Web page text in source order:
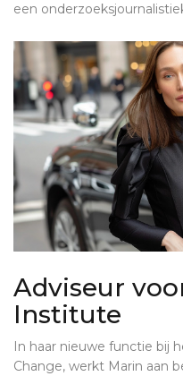
een
Adviseur
Institute
In haar nieuwe functie bij
Change, werkt Marin aan